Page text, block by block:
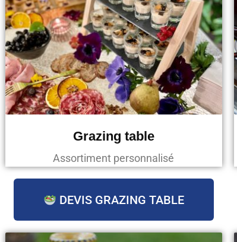
Grazing table
Assortiment personnalisé
DEVIS GRAZING TABLE